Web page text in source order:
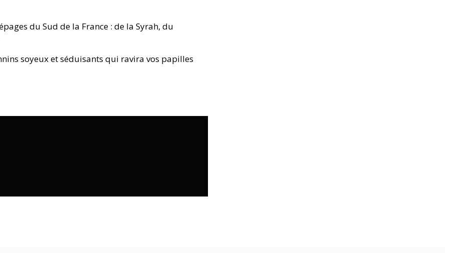
du Sud de la France : de la Syrah, du
soyeux et séduisants qui ravira vos papilles